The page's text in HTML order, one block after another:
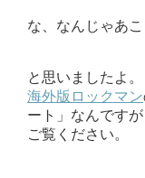
な、なんじゃあ
と思いましたよ。
海外版ロックマン
ート」なんですが
ご覧ください。